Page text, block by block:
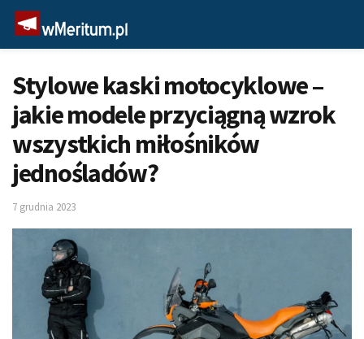
Stylowe kaski motocyklowe –
jakie modele przyciągną wzrok
wszystkich miłośników
jednośladów?
7 grudnia 2023